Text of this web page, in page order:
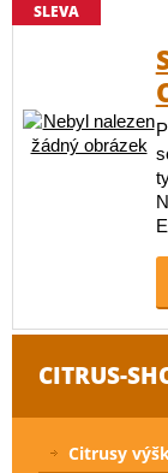
SLEVA
CITRUS-
Citrusy